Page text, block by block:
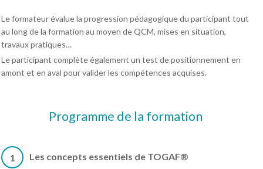
Le formateur évalue la progression pédagogique du participant tout
au long de la formation au moyen de QCM, mises en situation,
travaux pratiques…
Le participant complète également un test de positionnement en
amont et en aval pour valider les compétences acquises.
Programme de la formation
1 Les concepts essentiels de TOGAF®